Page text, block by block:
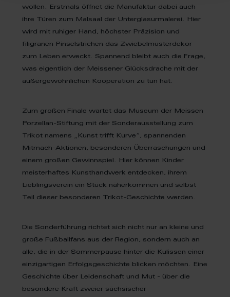
wollen. Erstmals öffnet die Manufaktur dabei auch
ihre Türen zum Malsaal der Unterglasurmalerei. Hier
wird mit ruhiger Hand, höchster Präzision und
filigranen Pinselstrichen das Zwiebelmusterdekor
zum Leben erweckt. Spannend bleibt auch die Frage,
was eigentlich der Meissener Glücksdrache mit der
außergewöhnlichen Kooperation zu tun hat.
Zum großen Finale wartet das Museum der Meissen
Porzellan-Stiftung mit der Sonderausstellung zum
Trikot namens „Kunst trifft Kurve“, spannenden
Mitmach-Aktionen, besonderen Überraschungen und
einem großen Gewinnspiel. Hier können Kinder
meisterhaftes Kunsthandwerk entdecken, ihrem
Lieblingsverein ein Stück näherkommen und selbst
Teil dieser besonderen Trikot-Geschichte werden.
Die Sonderführung richtet sich nicht nur an kleine und
große Fußballfans aus der Region, sondern auch an
alle, die in der Sommerpause hinter die Kulissen einer
einzigartigen Erfolgsgeschichte blicken möchten. Eine
Geschichte über Leidenschaft und Mut - über die
besondere Kraft zweier sächsischer